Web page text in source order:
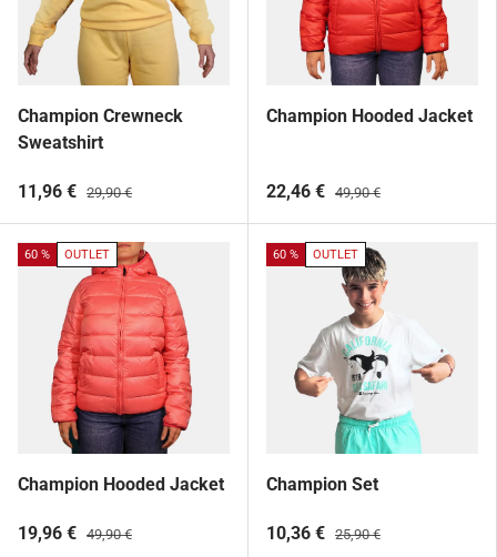
Champion Crewneck
Sweatshirt
11,96 € 29,90 €
Champion Hooded Jacket
22,46 € 49,90 €
60 % OUTLET
Champion Hooded Jacket
19,96 € 49,90 €
60 % OUTLET
Champion Set
10,36 € 25,90 €